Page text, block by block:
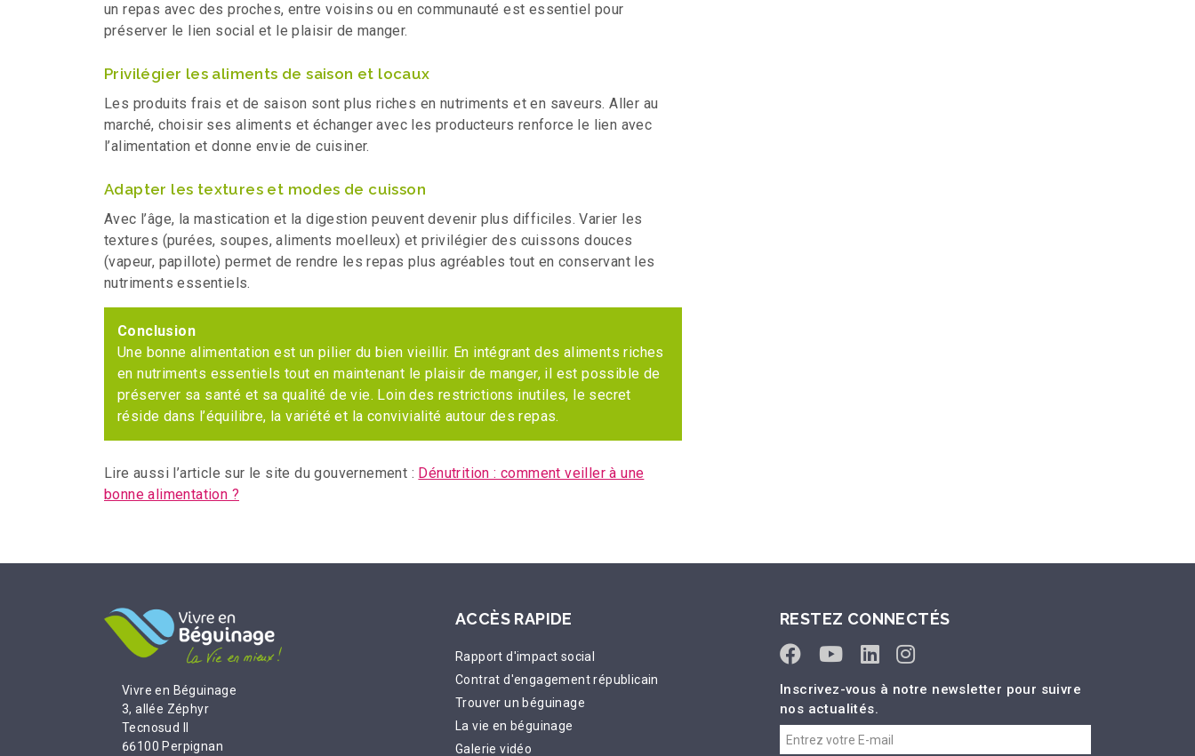
un repas avec des proches, entre voisins ou en communauté est essentiel pour
préserver le lien social et le plaisir de manger.
Privilégier les aliments de saison et locaux
Les produits frais et de saison sont plus riches en nutriments et en saveurs. Aller au
marché, choisir ses aliments et échanger avec les producteurs renforce le lien avec
l’alimentation et donne envie de cuisiner.
Adapter les textures et modes de cuisson
Avec l’âge, la mastication et la digestion peuvent devenir plus difficiles. Varier les
textures (purées, soupes, aliments moelleux) et privilégier des cuissons douces
(vapeur, papillote) permet de rendre les repas plus agréables tout en conservant les
nutriments essentiels.
Conclusion
Une bonne alimentation est un pilier du bien vieillir. En intégrant des aliments riches
en nutriments essentiels tout en maintenant le plaisir de manger, il est possible de
préserver sa santé et sa qualité de vie. Loin des restrictions inutiles, le secret
réside dans l’équilibre, la variété et la convivialité autour des repas.
Lire aussi l’article sur le site du gouvernement : Dénutrition : comment veiller à une
bonne alimentation ?
Vivre en Béguinage
3, allée Zéphyr
Tecnosud II
66100 Perpignan
ACCÈS RAPIDE
Rapport d'impact social
Contrat d'engagement républicain
Trouver un béguinage
La vie en béguinage
Galerie vidéo
RESTEZ CONNECTÉS
Inscrivez-vous à notre newsletter pour suivre
nos actualités.